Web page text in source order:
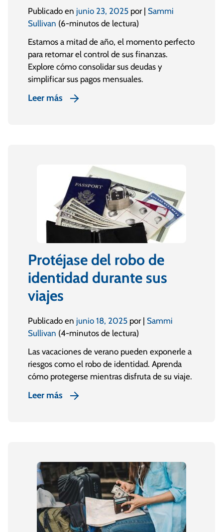
Publicado en junio 23, 2025 por | Sammi
Sullivan (6-minutos de lectura)
Estamos a mitad de año, el momento perfecto
para retomar el control de sus finanzas.
Explore cómo consolidar sus deudas y
simplificar sus pagos mensuales.
Leer más
Protéjase del robo de
identidad durante sus
viajes
Publicado en junio 18, 2025 por | Sammi
Sullivan (4-minutos de lectura)
Las vacaciones de verano pueden exponerle a
riesgos como el robo de identidad. Aprenda
cómo protegerse mientras disfruta de su viaje.
Leer más